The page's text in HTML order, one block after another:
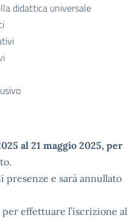
didattica universale
al 21 maggio 2025, per
presenze e sarà annullato
effettuare l’iscrizione al